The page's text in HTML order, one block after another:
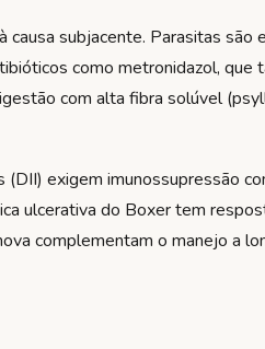
causa subjacente. Parasitas
como metronidazol,
com alta fibra solúvel
(DII) exigem imunossupressão
ulcerativa do Boxer tem
complementam o manejo a